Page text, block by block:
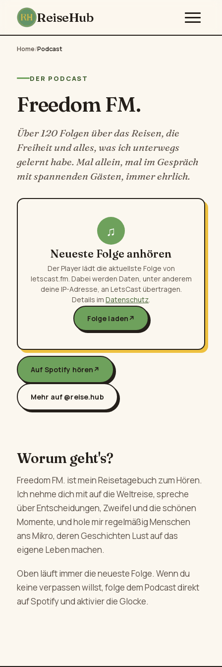
ReiseHub
Home/Podcast
DER PODCAST
Freedom FM.
Über 120 Folgen über das Reisen, die
Freiheit und alles, was ich unterwegs
gelernt habe. Mal allein, mal im Gespräch
mit spannenden Gästen, immer ehrlich.
♫
Neueste Folge anhören
Der Player lädt die aktuellste Folge von
letscast.fm. Dabei werden Daten, unter anderem
deine IP-Adresse, an LetsCast übertragen.
Details im Datenschutz
Folge laden ↗
Auf Spotify hören ↗
Mehr auf @reise.hub
Worum geht's?
Freedom FM. ist mein Reisetagebuch zum Hören.
Ich nehme dich mit auf die Weltreise, spreche
über Entscheidungen, Zweifel und die schönen
Momente, und hole mir regelmäßig Menschen
ans Mikro, deren Geschichten Lust auf das
eigene Leben machen.
Oben läuft immer die neueste Folge. Wenn du
keine verpassen willst, folge dem Podcast direkt
auf Spotify und aktivier die Glocke.